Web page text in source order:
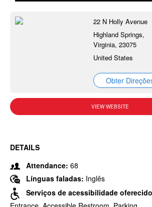
22 N Holly Avenue
Highland Springs,
Virginia, 23075
United States
Obter
VIEW WEBSITE
DETAILS
Attendance: 68
Línguas faladas: Inglês
Serviços de acessibilidade